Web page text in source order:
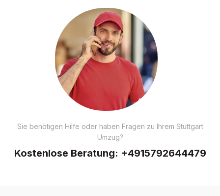
Sie benötigen Hilfe oder haben Fragen zu Ihrem Stuttgart
Umzug?
Kostenlose Beratung: +4915792644479